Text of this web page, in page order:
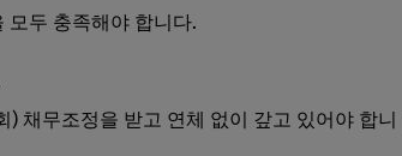
모두 충족해야 합니다.
채무조정을 받고 연체 없이 갚고 있어야 합니